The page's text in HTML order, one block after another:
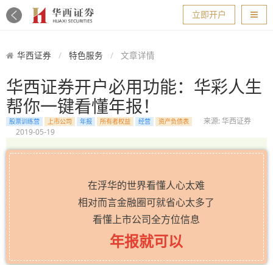
导航
立即开户
华西证券 特色服务 文章详情
华西证券开户必用功能：华彩人生
帮你一键看懂年报！
股票训练营 上市公司 年报 所有者权益 经营 资产负债表
来源: 华西证券
2019-05-19
在浮华的世界看懂人心太难
相对而言金融圈可就省心太多了
看懂上市公司全方位信息
年报就可以